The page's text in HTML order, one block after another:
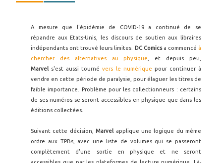
A mesure que l'épidémie de COVID-19 a continué de se
répandre aux Etats-Unis, les discours de soutien aux libraires
indépendants ont trouvé leurs limites.
DC Comicsa commencé à
chercher des alternatives au physique
, et depuis peu,
Marvel s'est aussi tournévers le numérique pour continuer à
vendre en cette période de paralysie, pour élaguer les titres de
faible importance. Problème pour les collectionneurs : certains
de ses numéros se seront accessibles en physique que dans les
éditions collectées.
Suivant cette décision,Marvel applique une logique du même
ordre aux TPBs, avec une liste de volumes qui se passeront
complètement d'une sortie en physique et ne seront